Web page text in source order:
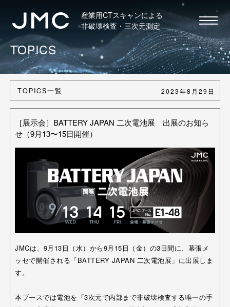
産業用CTスキャンによる
非破壊検査・三次元測定
TOPICS
TOPICS一覧 2023年8月29日
［展示会］BATTERY JAPAN 二次電池展 出展のお知ら
せ（9月13〜15日開催）
JMCは、9月13日（水）から9月15日（金）の3日間に、幕張メ
ッセで開催される「BATTERY JAPAN 二次電池展」に出展しま
す。
本ブースでは電池を「3次元で内部まで非破壊検査する唯一の手